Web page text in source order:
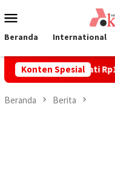
ke
Mobile
Beranda International
Konten Spesial
Disepakati Rp16
Beranda Berita